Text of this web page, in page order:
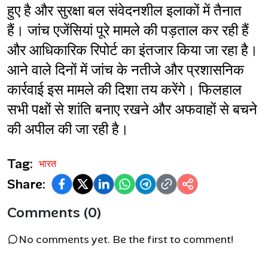
हुए है और सुरक्षा बल संवेदनशील इलाकों में तैनात
हैं। जांच एजेंसियां पूरे मामले की पड़ताल कर रही हैं
और आधिकारिक रिपोर्ट का इंतजार किया जा रहा है।
आने वाले दिनों में जांच के नतीजे और प्रशासनिक
कार्रवाई इस मामले की दिशा तय करेंगे। फिलहाल
सभी पक्षों से शांति बनाए रखने और अफवाहों से बचने
की अपील की जा रही है।
Tag: भारत
Share:
Comments (0)
No comments yet. Be the first to comment!